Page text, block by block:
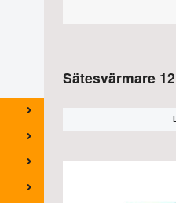
Sätesvärmare